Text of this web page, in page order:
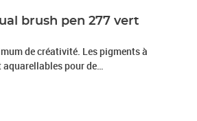
brush pen 277 vert
de créativité. Les pigments à
aquarellables pour de
fine est principalement
peuvent être mélangées et